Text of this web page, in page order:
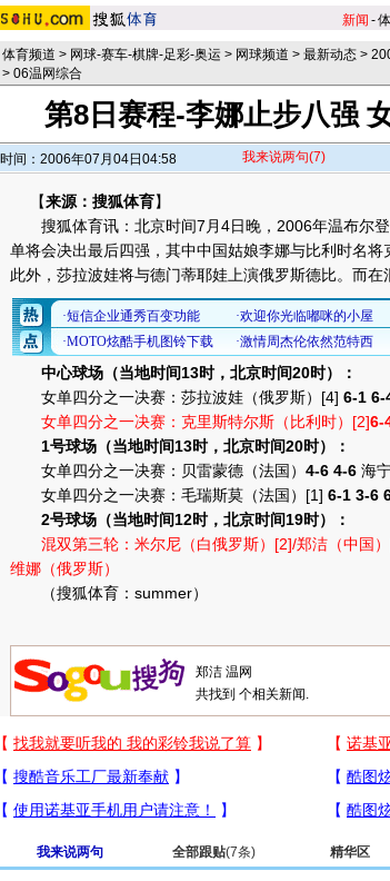
新闻 -
体育频道 > 网球-赛车-棋牌-足彩-奥运 > 网球频道 > 最新动态 >
> 06温网综合
第8日赛程-李娜止步八强
时间：2006年07月04日04:58 我来说两句(7)
【来源：搜狐体育】
搜狐体育讯：北京时间7月4日晚，2006年温布尔登
单将会决出最后四强，其中中国姑娘李娜与比利时名将
此外，莎拉波娃将与德门蒂耶娃上演俄罗斯德比。 而在
中心球场（当地时间13时，北京时间20时）：
女单四分之一决赛：莎拉波娃（俄罗斯）[4] 6-1 6-
女单四分之一决赛：克里斯特尔斯（比利时）[2]6-
1号球场（当地时间13时，北京时间20时）：
女单四分之一决赛：贝雷蒙德（法国） 4-6 4-6 海
女单四分之一决赛：毛瑞斯莫（法国）[1] 6-1 3-6
2号球场（当地时间12时，北京时间19时）：
混双第三轮：米尔尼（白俄罗斯）[2]/郑洁（中国
维娜（俄罗斯）
（搜狐体育：summer）
共找到 个相关新闻.
我来说两句 全部跟贴(7条) 精华区